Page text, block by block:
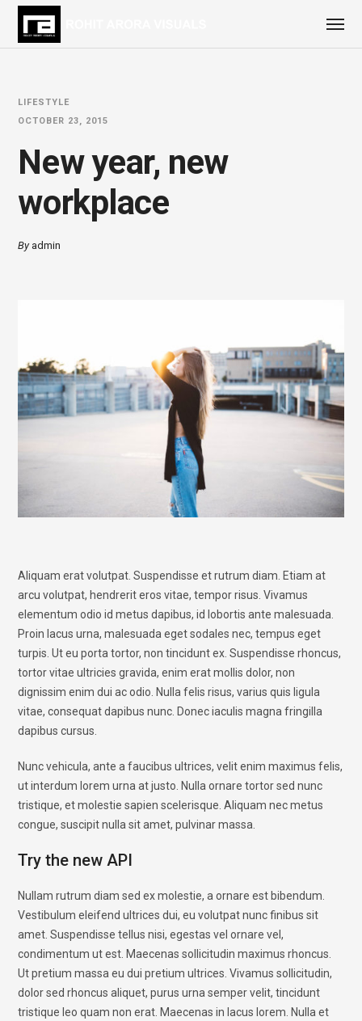
LIFESTYLE
OCTOBER 23, 2015
New year, new
workplace
By admin
Aliquam erat volutpat . Suspendisse et rutrum diam. Etiam at
arcu volutpat, hendrerit eros vitae, tempor risus. Vivamus
elementum odio id metus dapibus, id lobortis ante malesuada.
Proin lacus urna, malesuada eget sodales nec, tempus eget
turpis. Ut eu porta tortor, non tincidunt ex. Suspendisse rhoncus,
tortor vitae ultricies gravida, enim erat mollis dolor, non
dignissim enim dui ac odio. Nulla felis risus, varius quis ligula
vitae, consequat dapibus nunc. Donec iaculis magna fringilla
dapibus cursus.
Nunc vehicula, ante a faucibus ultrices, velit enim maximus felis,
ut interdum lorem urna at justo. Nulla ornare tortor sed nunc
tristique, et molestie sapien scelerisque. Aliquam nec metus
congue, suscipit nulla sit amet, pulvinar massa.
Try the new API
Nullam rutrum diam sed ex molestie, a ornare est bibendum.
Vestibulum eleifend ultrices dui, eu volutpat nunc finibus sit
amet. Suspendisse tellus nisi, egestas vel ornare vel,
condimentum ut est. Maecenas sollicitudin maximus rhoncus.
Ut pretium massa eu dui pretium ultrices. Vivamus sollicitudin,
dolor sed rhoncus aliquet, purus urna semper velit, tincidunt
tristique leo quam non erat. Maecenas in lacus lorem. Nulla et